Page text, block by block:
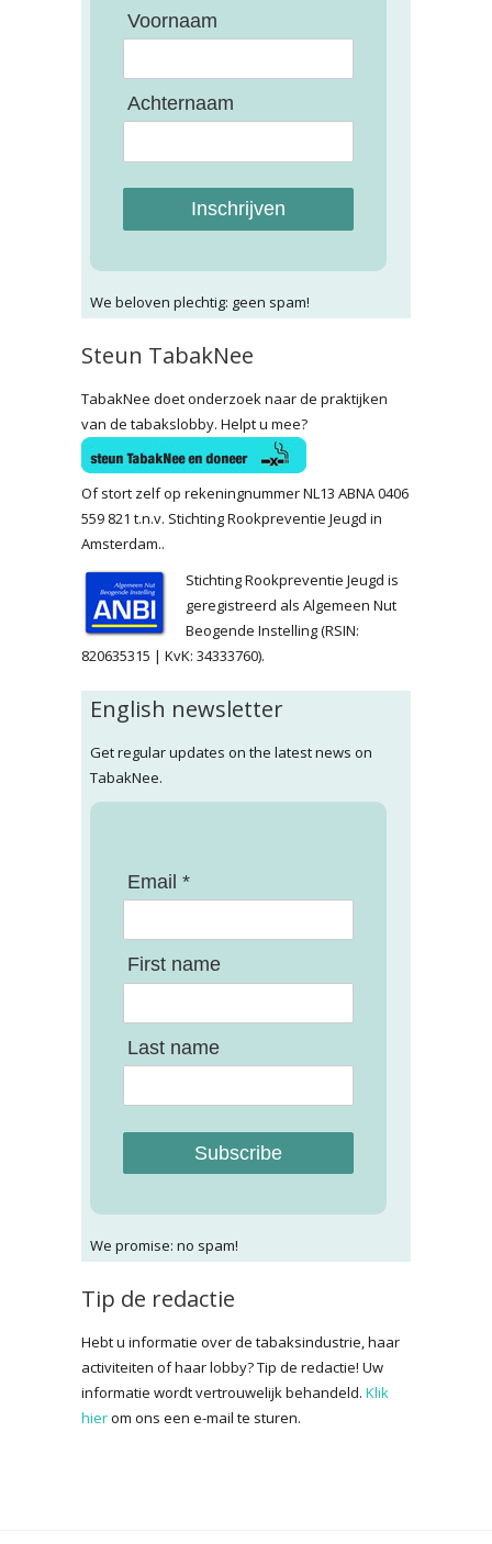
Voornaam
Achternaam
Inschrijven
We beloven plechtig: geen spam!
Steun TabakNee
TabakNee doet onderzoek naar de praktijken
van de tabakslobby. Helpt u mee?
Of stort zelf op rekeningnummer NL13 ABNA 0406
559 821 t.n.v. Stichting Rookpreventie Jeugd in
Amsterdam..
Stichting Rookpreventie Jeugd is
geregistreerd als Algemeen Nut
Beogende Instelling (RSIN:
820635315 | KvK: 34333760).
English newsletter
Get regular updates on the latest news on
TabakNee.
Email *
First name
Last name
Subscribe
We promise: no spam!
Tip de redactie
Hebt u informatie over de tabaksindustrie, haar
activiteiten of haar lobby? Tip de redactie! Uw
informatie wordt vertrouwelijk behandeld. Klik
hierom ons een e-mail te sturen.